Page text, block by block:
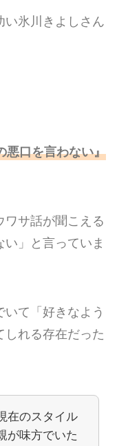
い氷川きよしさん
悪口を言わない』
ワサ話が聞こえる
い」と言っていま
て「好きなよう
しれる存在だった
在のスタイル
が味方でいた